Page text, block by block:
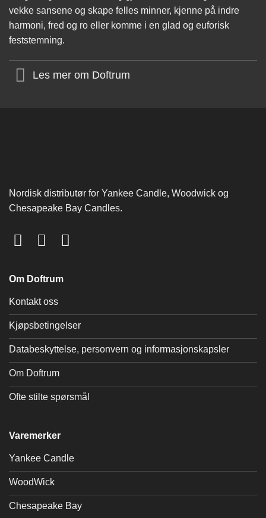
vekke sansene og skape felles minner, kjenne på indre
harmoni, fred og ro eller komme i en glad og euforisk
feststemning.
Les mer om Doftrum
Nordisk distributør for Yankee Candle, Woodwick og
Chesapeake Bay Candles.
Om Doftrum
Kontakt oss
Kjøpsbetingelser
Databeskyttelse, personvern og informasjonskapsler
Om Doftrum
Ofte stilte spørsmål
Varemerker
Yankee Candle
WoodWick
Chesapeake Bay